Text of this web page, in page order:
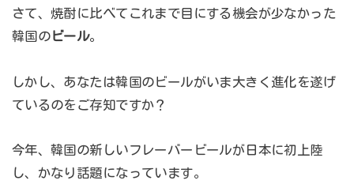
さて、焼酎に比べてこれまで目にする機会が少なかった
韓国の ビール。
しかし、あなたは韓国のビールがいま大きく進化を遂げ
ているのをご存知ですか？
今年、韓国の新しいフレーバービールが日本に初上陸
し、かなり話題になっています。